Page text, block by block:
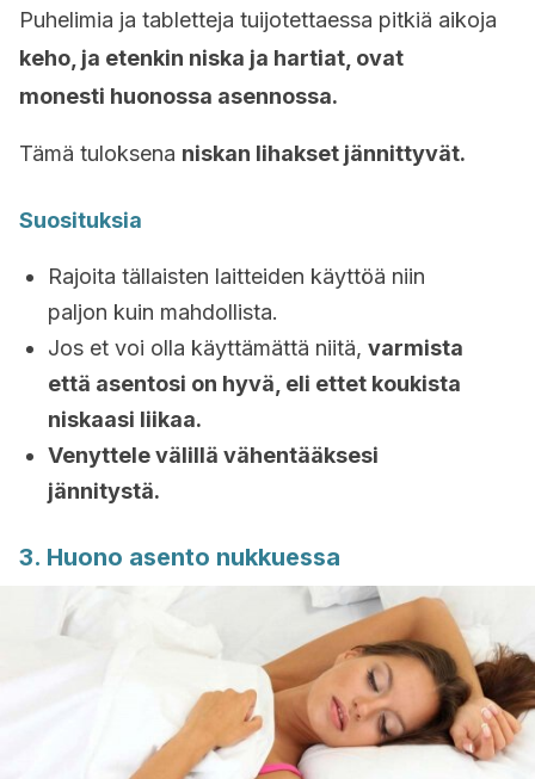
Puhelimia ja tabletteja tuijotettaessa pitkiä aikoja
keho, ja etenkin niska ja hartiat, ovat
monesti huonossa asennossa.
Tämä tuloksena niskan lihakset jännittyvät.
Suosituksia
Rajoita tällaisten laitteiden käyttöä niin
paljon kuin mahdollista.
Jos et voi olla käyttämättä niitä, varmista
että asentosi on hyvä, eli ettet koukista
niskaasi liikaa.
Venyttele välillä vähentääksesi
jännitystä.
3. Huono asento nukkuessa